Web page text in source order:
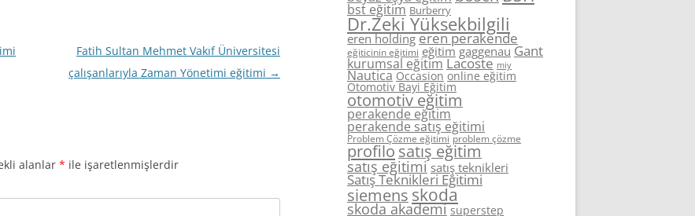
Fatih Sultan Mehmet Vakıf Üniversitesi
çalışanlarıyla Zaman Yönetimi eğitimi →
alanlar * ile işaretlenmişlerdir
bst eğitim Burberry
Dr.Zeki Yüksekbilgili
eren holding eren perakende
eğiticinin eğitimi eğitim gaggenau Gant
kurumsal eğitim Lacoste miy
Nautica Occasion online eğitim
Otomotiv Bayi Eğitim
otomotiv eğitim
perakende eğitim
perakende satış eğitimi
Problem Çözme eğitimi problem çözme
profilo satış eğitim
satış eğitimi satış teknikleri
Satış Teknikleri Eğitimi
siemens skoda
skoda akademi superstep